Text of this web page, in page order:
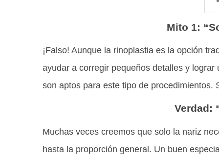
Mito 1:
¡Falso! Aunque la rinoplastia es la opción
ayudar a corregir pequeños detalles y
son aptos para este tipo de procedimientos.
Verdad:
Muchas veces creemos que solo la nariz
hasta la proporción general. Un buen